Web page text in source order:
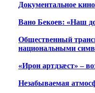
Документальное
Вано Бекоев: «Наш
Общественный
национальными
«Ирон артдзæст» –
Незабываемая